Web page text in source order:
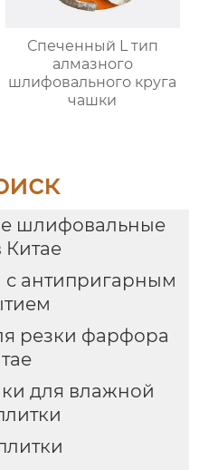
Спеченный L тип
алмазного
шлифовального круга
чашки
шлифовальные
Китае
антипригарным
резки фарфора
для влажной